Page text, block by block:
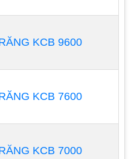
đầy các tàu. Các
khuyên dùng máy
dụng vì vật liệu
kế chắc chắn. Một
chuyên dụng có thể
an toàn có điều kiện
biến rò rỉ để báo hiệu
hợp hỏng màng
bị tràn ra môi trường.
KCB 9600
KCB 7600
KCB 7000